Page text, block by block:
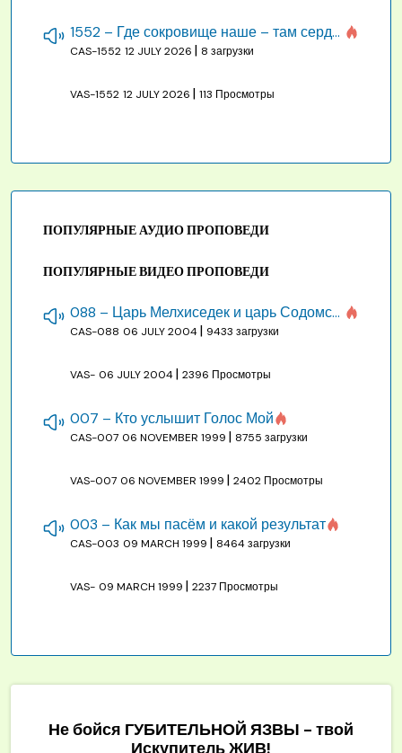
1552 – Где сокровище наше – там сердце, там помышления
CAS-1552 12 JULY 2026 | 8 загрузки
VAS-1552 12 JULY 2026 | 113 Просмотры
ПОПУЛЯРНЫЕ АУДИО ПРОПОВЕДИ
ПОПУЛЯРНЫЕ ВИДЕО ПРОПОВЕДИ
088 – Царь Мелхиседек и царь Содомский
CAS-088 06 JULY 2004| 9433 загрузки
VAS- 06 JULY 2004| 2396 Просмотры
007 – Кто услышит Голос Мой
CAS-007 06 NOVEMBER 1999 | 8755 загрузки
VAS-007 06 NOVEMBER 1999 | 2402 Просмотры
003 – Как мы пасём и какой результат
CAS-003 09 MARCH 1999 | 8464 загрузки
VAS- 09 MARCH 1999 | 2237 Просмотры
Не бойся ГУБИТЕЛЬНОЙ ЯЗВЫ - твой
Искупитель ЖИВ!